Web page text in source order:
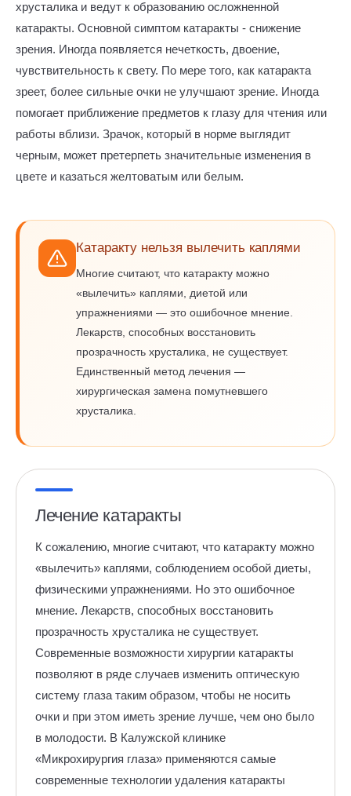
хрусталика и ведут к образованию осложненной
катаракты. Основной симптом катаракты - снижение
зрения. Иногда появляется нечеткость, двоение,
чувствительность к свету. По мере того, как катаракта
зреет, более сильные очки не улучшают зрение. Иногда
помогает приближение предметов к глазу для чтения или
работы вблизи. Зрачок, который в норме выглядит
черным, может претерпеть значительные изменения в
цвете и казаться желтоватым или белым.
Катаракту нельзя вылечить каплями
Многие считают, что катаракту можно
«вылечить» каплями, диетой или
упражнениями — это ошибочное мнение.
Лекарств, способных восстановить
прозрачность хрусталика, не существует.
Единственный метод лечения —
хирургическая замена помутневшего
хрусталика.
Лечение катаракты
К сожалению, многие считают, что катаракту можно
«вылечить» каплями, соблюдением особой диеты,
физическими упражнениями. Но это ошибочное
мнение. Лекарств, способных восстановить
прозрачность хрусталика не существует.
Современные возможности хирургии катаракты
позволяют в ряде случаев изменить оптическую
систему глаза таким образом, чтобы не носить
очки и при этом иметь зрение лучше, чем оно было
в молодости. В Калужской клинике
«Микрохирургия глаза» применяются самые
современные технологии удаления катаракты